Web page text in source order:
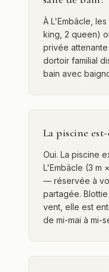
À L'Embâcle,
king, 2 queen)
privée
dortoir familial
bain avec
La piscine
Oui. La piscine
L'Embâcle (3 m
— réservée à
partagée.
vent, elle est
de mi-mai à mi-